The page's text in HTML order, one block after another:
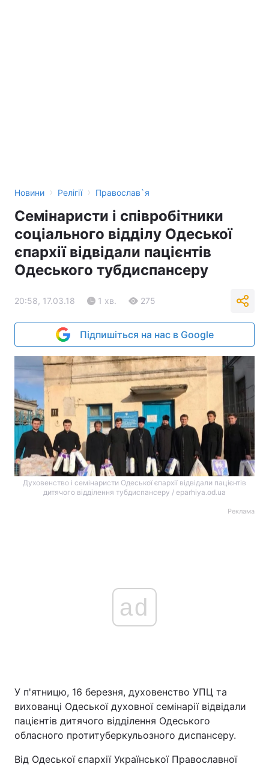
Новини › Релігії › Православ`я
Семінаристи і співробітники
соціального відділу Одеської
єпархії відвідали пацієнтів
Одеського тубдиспансеру
20:58, 17.03.18 1 хв. 275
Підпишіться на нас в Google
Духовенство і семінаристи Одеської єпархії відвідали пацієнтів
дитячого відділення тубдиспансеру / eparhiya.od.ua
Реклама
ad
У п'ятницю, 16 березня, духовенство УПЦ та
вихованці Одеської духовної семінарії відвідали
пацієнтів дитячого відділення Одеського
обласного протитуберкульозного диспансеру.
Від Одеської єпархії Української Православної